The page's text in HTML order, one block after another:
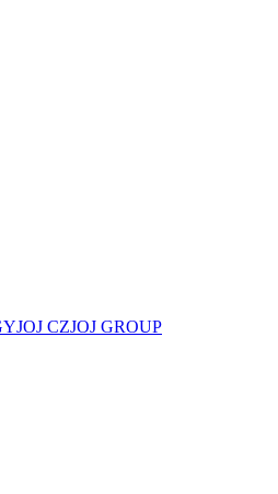
JOJ CZJOJ GROUP